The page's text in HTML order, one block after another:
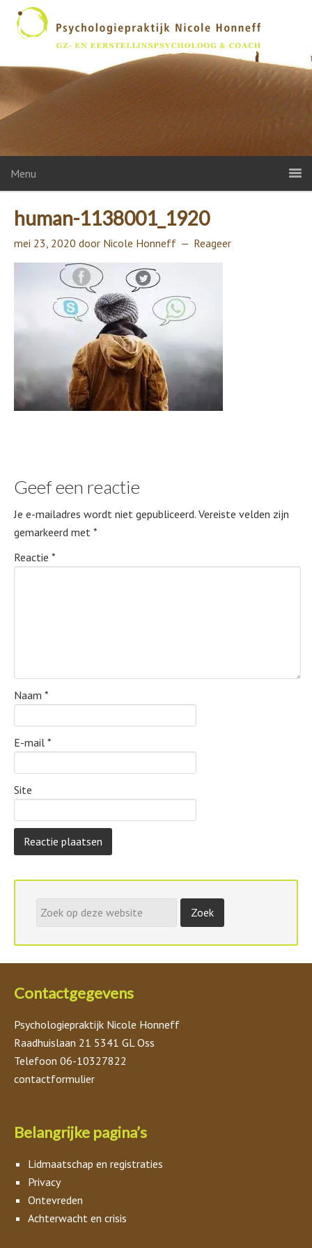
Menu
human-1138001_1920
mei 23, 2020 door Nicole Honneff Reageer
Geef een reactie
Je e-mailadres wordt niet gepubliceerd. Vereiste velden zijn
gemarkeerd met *
Reactie *
Naam *
E-mail *
Site
Contactgegevens
Psychologiepraktijk Nicole Honneff
Raadhuislaan 21 5341 GL Oss
Telefoon 06-10327822
contactformulier
Belangrijke pagina’s
Lidmaatschap en registraties
Privacy
Ontevreden
Achterwacht en crisis